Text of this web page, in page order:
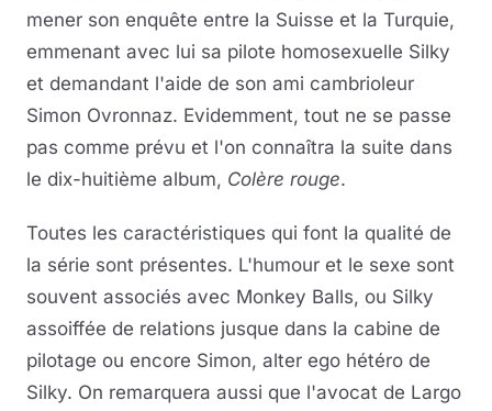
mener son enquête entre la Suisse et la Turquie,
emmenant avec lui sa pilote homosexuelle Silky
et demandant l'aide de son ami cambrioleur
Simon Ovronnaz. Evidemment, tout ne se passe
pas comme prévu et l'on connaîtra la suite dans
le dix-huitième album, Colère rouge.
Toutes les caractéristiques qui font la qualité de
la série sont présentes. L'humour et le sexe sont
souvent associés avec Monkey Balls, ou Silky
assoiffée de relations jusque dans la cabine de
pilotage ou encore Simon, alter ego hétéro de
Silky. On remarquera aussi que l'avocat de Largo